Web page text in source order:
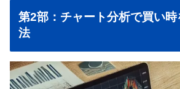
第2部：チャート分析で買い
法